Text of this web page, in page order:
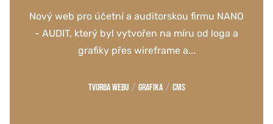
Nový web pro účetní a auditorskou firmu NANO
- AUDIT, který byl vytvořen na míru od loga a
grafiky přes wireframe a...
Tvorba webu / Grafika / CMS